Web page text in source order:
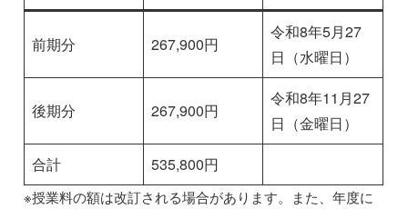
前期分 267,900円
令和8年5月27
日（水曜日）
後期分 267,900円
令和8年11月27
日（金曜日）
合計
535,800円
※授業料の額は改訂される場合があります。また、年度に